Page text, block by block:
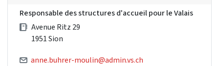
Responsable des structures d'accueil pour le Valais
Avenue Ritz 29
1951 Sion
anne.buhrer-moulin@admin.vs.ch